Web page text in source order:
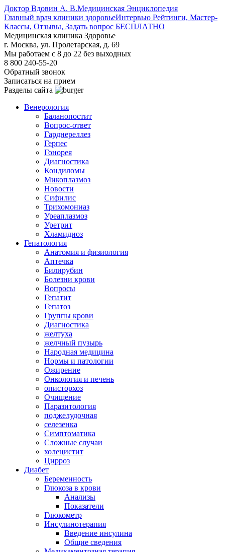
Доктор Вдовин А. В.Медицинская Энциклопедия
Главный врач клиники здоровьеИнтервью Рейтинги, Мастер-
Классы, Отзывы, Задать вопрос БЕСПЛАТНО
Медицинская клиника Здоровье
г. Москва, ул. Пролетарская, д. 69
Мы работаем с 8 до 22 без выходных
8 800 240-55-20
Обратный звонок
Записаться на прием
Разделы сайта
Венерология
Баланопостит
Вопрос-ответ
Гарднереллез
Герпес
Гонорея
Диагностика
Кондиломы
Микоплазмоз
Новости
Сифилис
Трихомониаз
Уреаплазмоз
Уретрит
Хламидиоз
Гепатология
Анатомия и физиология
Аптечка
Билирубин
Болезни крови
Вопросы
Гепатит
Гепатоз
Группы крови
Диагностика
желтуха
желчный пузырь
Народная медицина
Нормы и патологии
Ожирение
Онкология и печень
описторхоз
Очищение
Паразитология
поджелудочная
селезенка
Симптоматика
Сложные случаи
холецистит
Цирроз
Диабет
Беременность
Глюкоза в крови
Анализы
Показатели
Глюкометр
Инсулинотерапия
Введение инсулина
Общие сведения